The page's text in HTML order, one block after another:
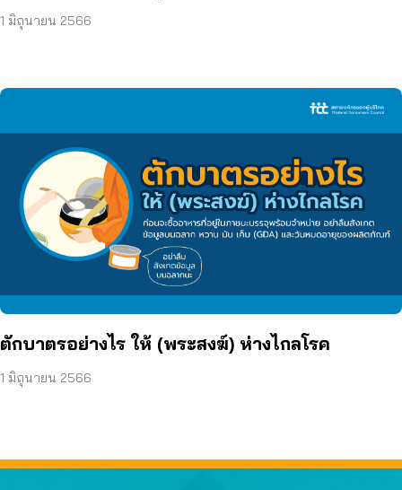
1 มิถุนายน 2566
ตักบาตรอย่างไร ให้ (พระสงฆ์) ห่างไกลโรค
1 มิถุนายน 2566